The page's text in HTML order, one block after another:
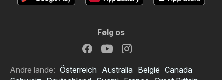
Følg os
Andre lande: Österreich Australia België Canada